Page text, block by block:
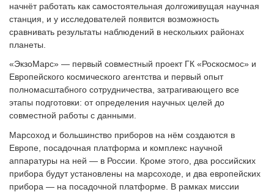
начнёт работать как самостоятельная долгоживущая научная
станция, и у исследователей появится возможность
сравнивать результаты наблюдений в нескольких районах
планеты.
«ЭкзоМарс» — первый совместный проект ГК «Роскосмос» и
Европейского космического агентства и первый опыт
полномасштабного сотрудничества, затрагивающего все
этапы подготовки: от определения научных целей до
совместной работы с данными.
Марсоход и большинство приборов на нём создаются в
Европе, посадочная платформа и комплекс научной
аппаратуры на ней — в России. Кроме этого, два российских
прибора будут установлены на марсоходе, и два европейских
прибора — на посадочной платформе. В рамках миссии